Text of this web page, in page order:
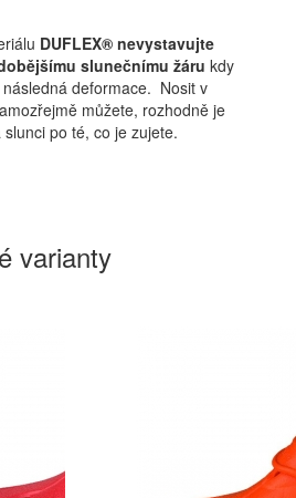
DUFLEX® nevystavujte
slunečnímu žáru kdy
deformace. Nosit v
můžete, rozhodně je
po té, co je zujete.
varianty